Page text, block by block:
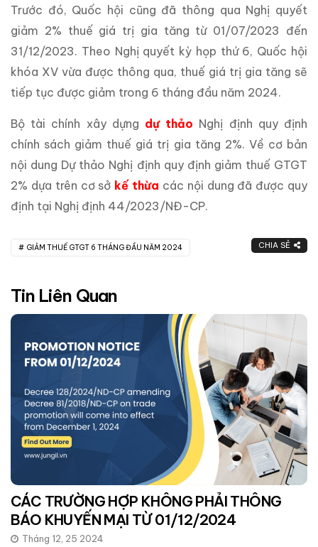
Trước đó, Quốc hội cũng đã thông qua Nghị quyết
giảm 2% thuế giá trị gia tăng từ 01/07/2023 đến
31/12/2023. Theo Nghị quyết kỳ họp thứ 6, Quốc hội
khóa XV vừa được thông qua, thuế giá trị gia tăng sẽ
tiếp tục được giảm trong 6 tháng đầu năm 2024.
Bộ tài chính xây dựng dự thảo Nghị định quy định
chính sách giảm thuế giá trị gia tăng 2%. Về cơ bản
nội dung Dự thảo Nghị định quy định giảm thuế GTGT
2% dựa trên cơ sở kế thừa các nội dung đã được quy
định tại Nghị định 44/2023/NĐ-CP.
GIẢM THUẾ GTGT 6 THÁNG ĐẦU NĂM 2024 CHIA SẺ
Tin Liên Quan
CÁC TRƯỜNG HỢP KHÔNG PHẢI THÔNG
BÁO KHUYẾN MẠI TỪ 01/12/2024
Tháng 12, 25 2024